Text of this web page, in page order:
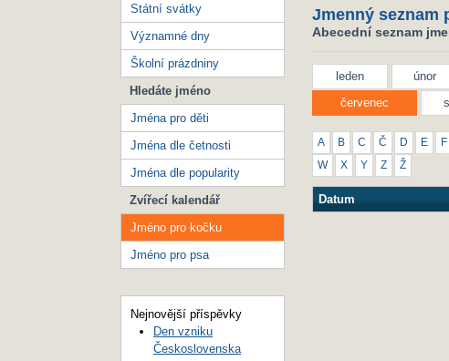
Jmenný seznam
Abecední seznam
leden únor
červenec
A B C Č D E F
W X Y Z Ž
Datum
Státní svátky
Významné dny
Školní prázdniny
Hledáte jméno
Jména pro děti
Jména dle četnosti
Jména dle popularity
Zvířecí kalendář
Jméno pro kočku
Jméno pro psa
Nejnovější příspěvky
Den vzniku
Československa